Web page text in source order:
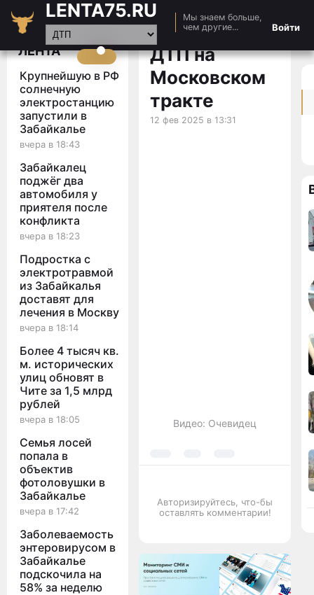
LENTA75.RU
Мы знаем больше,
чем другие...
Войти
Главная
Новости
Видео
Статьи
ЛЕНТА
Крупнейшую в РФ
солнечную
электростанцию
запустили в
Забайкалье
вчера в 18:43
Забайкалец
поджёг два
автомобиля у
приятеля после
конфликта
вчера в 18:23
Подростка с
электротравмой
из Забайкалья
доставят для
лечения в Москву
вчера в 18:14
Более 4 тысяч кв.
м. исторических
улиц обновят в
Чите за 1,5 млрд
рублей
вчера в 18:05
Семья лосей
попала в
объектив
фотоловушки в
Забайкалье
вчера в 17:42
Заболеваемость
энтеровирусом в
Забайкалье
подскочила на
58% за неделю
ДТП на
Московском
тракте
12 фев 2025 в 13:31
Видео: Очевидец
Авторизируйтесь, что-бы
оставлять комментарии!